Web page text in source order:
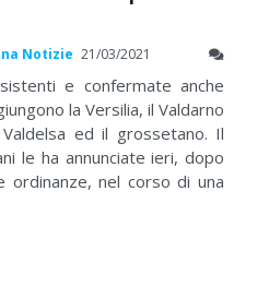
Notizie 21/03/2021
e confermate anche
la Versilia, il Valdarno
ed il grossetano. Il
le ha annunciate ieri, dopo
nel corso di una